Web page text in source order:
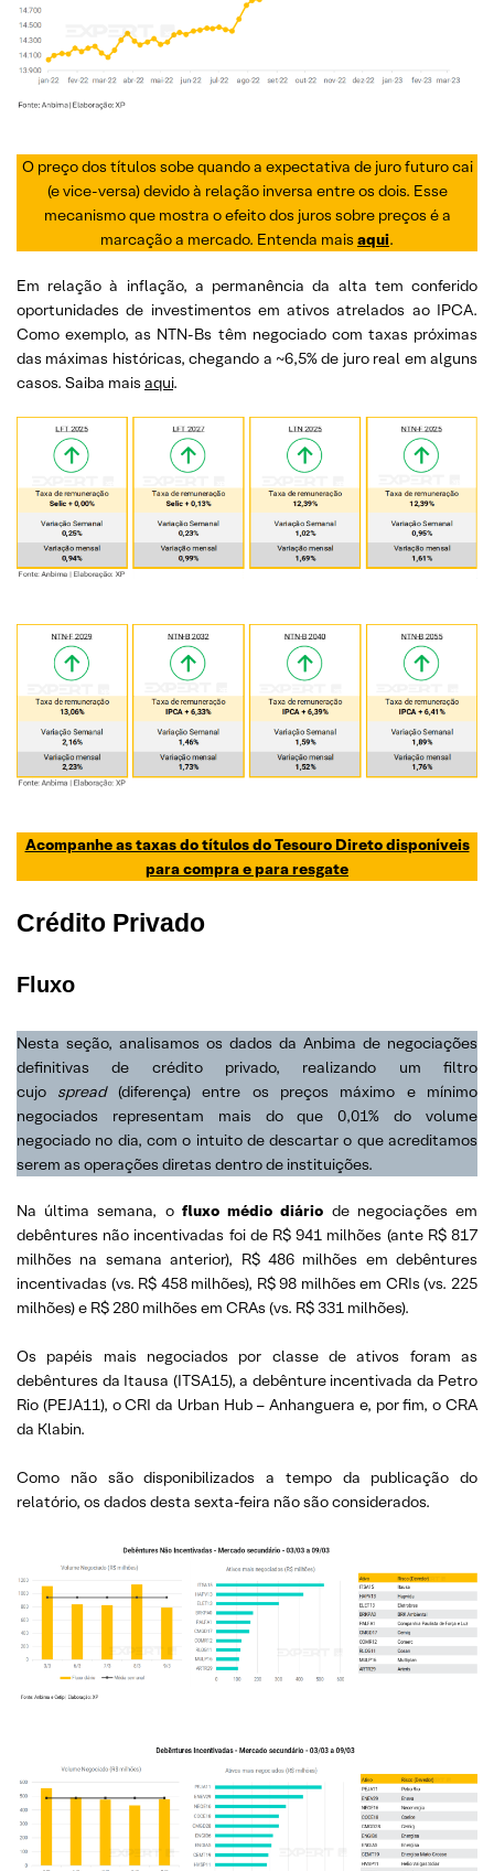
O preço dos títulos sobe quando a expectativa de juro futuro cai
(e vice-versa) devido à relação inversa entre os dois. Esse
mecanismo que mostra o efeito dos juros sobre preços é a
marcação a mercado. Entenda mais aqui.
Em relação à inflação, a permanência da alta tem conferido
oportunidades de investimentos em ativos atrelados ao IPCA.
Como exemplo, as NTN-Bs têm negociado com taxas próximas
das máximas históricas, chegando a ~6,5% de juro real em alguns
casos. Saiba mais aqui.
Acompanhe as taxas do títulos do Tesouro Direto disponíveis
para compra e para resgate
Crédito Privado
Fluxo
Nesta seção, analisamos os dados da Anbima de negociações
definitivas de crédito privado, realizando um filtro
cujo spread(diferença) entre os preços máximo e mínimo
negociados representam mais do que 0,01% do volume
negociado no dia, com o intuito de descartar o que acreditamos
serem as operações diretas dentro de instituições.
Na última semana, o fluxo médio diário de negociações em
debêntures não incentivadas foi de R$ 941 milhões (ante R$ 817
milhões na semana anterior), R$ 486 milhões em debêntures
incentivadas (vs. R$ 458 milhões), R$ 98 milhões em CRIs (vs. 225
milhões) e R$ 280 milhões em CRAs (vs. R$ 331 milhões).
Os papéis mais negociados por classe de ativos foram as
debêntures da Itausa (ITSA15), a debênture incentivada da Petro
Rio (PEJA11), o CRI da Urban Hub – Anhanguera e, por fim, o CRA
da Klabin.
Como não são disponibilizados a tempo da publicação do
relatório, os dados desta sexta-feira não são considerados.